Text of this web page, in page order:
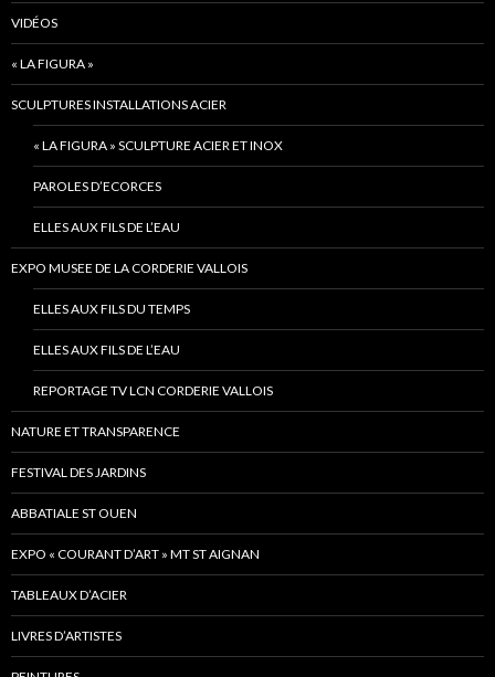
VIDÉOS
« LA FIGURA »
SCULPTURES INSTALLATIONS ACIER
« LA FIGURA » SCULPTURE ACIER ET INOX
PAROLES D’ECORCES
ELLES AUX FILS DE L’EAU
EXPO MUSEE DE LA CORDERIE VALLOIS
ELLES AUX FILS DU TEMPS
ELLES AUX FILS DE L’EAU
REPORTAGE TV LCN CORDERIE VALLOIS
NATURE ET TRANSPARENCE
FESTIVAL DES JARDINS
ABBATIALE ST OUEN
EXPO « COURANT D’ART » MT ST AIGNAN
TABLEAUX D’ACIER
LIVRES D’ARTISTES